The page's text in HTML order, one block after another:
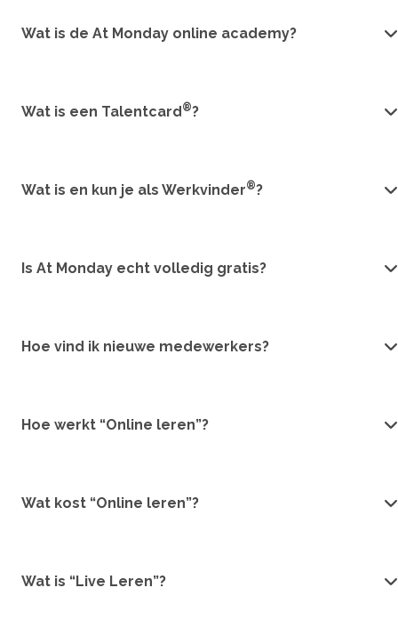
Wat is de At Monday online academy?
Wat is een Talentcard®?
Wat is en kun je als Werkvinder®?
Is At Monday echt volledig gratis?
Hoe vind ik nieuwe medewerkers?
Hoe werkt “Online leren”?
Wat kost “Online leren”?
Wat is “Live Leren”?